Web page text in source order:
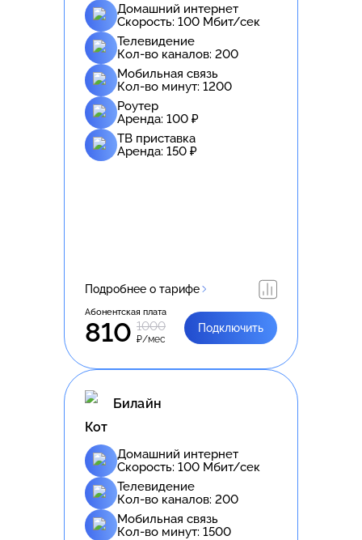
Домашний интернет
Скорость: 100 Мбит/сек
Телевидение
Кол-во каналов: 200
Мобильная связь
Кол-во минут: 1200
Роутер
Аренда: 100 ₽
ТВ приставка
Аренда: 150 ₽
Подробнее о тарифе
Абонентская плата
810 1000
₽/мес
Подключить
Билайн
Кот
Домашний интернет
Скорость: 100 Мбит/сек
Телевидение
Кол-во каналов: 200
Мобильная связь
Кол-во минут: 1500